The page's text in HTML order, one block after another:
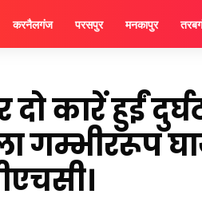
करनैलगंज परसपुर मनकापुर
कारें हुईं
गम्भीररूप